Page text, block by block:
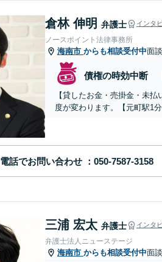
倉林 伸明 弁護士 インタ
ノースポイント法律事務所
海南市 からも相談受付中面
債権の時効中断
【貸したお金・売掛金・未
度が変わります。【元町駅1
電話でお問い合わせ
三浦 宏太 弁護士 インタ
弁護士法人ニューステージ
海南市 からも相談受付中面